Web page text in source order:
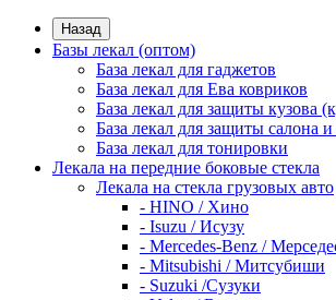
Назад
Базы лекал (оптом)
База лекал для гаджетов
База лекал для Ева ковриков
База лекал для защиты кузова
База лекал для защиты салона
База лекал для тонировки
Лекала на передние боковые стекла
Лекала на стекла грузовых авто
- HINO / Хино
- Isuzu / Исузу
- Mercedes-Benz /
- Mitsubishi / Митсубиши
- Suzuki /Сузуки